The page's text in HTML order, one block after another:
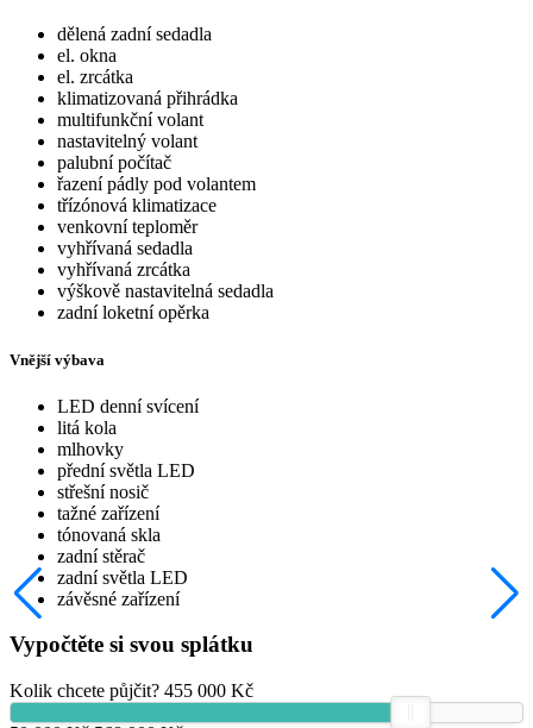
dělená zadní sedadla
el. okna
el. zrcátka
klimatizovaná přihrádka
multifunkční volant
nastavitelný volant
palubní počítač
řazení pádly pod volantem
třízónová klimatizace
venkovní teploměr
vyhřívaná sedadla
vyhřívaná zrcátka
výškově nastavitelná sedadla
zadní loketní opěrka
Vnější výbava
LED denní svícení
litá kola
mlhovky
přední světla LED
střešní nosič
tažné zařízení
tónovaná skla
zadní stěrač
zadní světla LED
závěsné zařízení
Vypočtěte si svou splátku
Kolik chcete půjčit? 455 000 Kč